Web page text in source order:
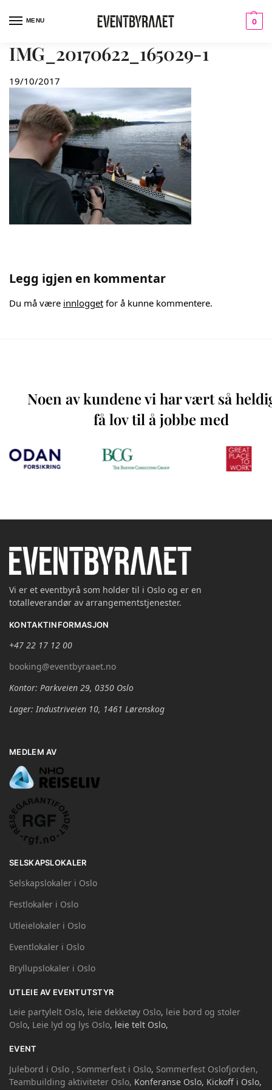
MENU 0
IMG_20170622_165029-1
19/10/2017
Legg igjen en kommentar
Du må være innlogget for å kunne kommentere.
Noen av kundene vi har vært så
få lov til å jobbe med
Vi er et eventbyrå som holder til i Oslo og er en
totalleverandør av arrangementstjenester.
KONTAKTINFORMASJON
+47 22 17 12 00
booking@eventbyraaet.no
Kontor: Parkveien 29, 0350 Oslo
Lager: Industriveien 10, 1461 Lørenskog
MEDLEM AV
SELSKAPSLOKALER
Selskapslokaler i Oslo
Festlokaler i Oslo
Utleielokaler i Oslo
Eventlokaler i Oslo
Bryllupslokaler i Oslo
UTLEIE AV EVENTUTSTYR
Leie partylelt Oslo, leie dekketøy Oslo, leie bord og stoler
Oslo, Leie lyd og lys Oslo, leie telt Oslo,
EVENT
Julebord i Oslo , Sommerfest i Oslo, Sommerfest Oslofjorden,
Teambuilding aktiviteter Oslo, Konferanse Oslo, Kickoff i Oslo,